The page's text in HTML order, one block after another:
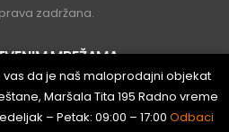
da je naš maloprodajni objekat
Maršala Tita 195 Radno vreme
– Petak: 09:00 – 17:00 Odbaci
zadržana.
MREŽAMA